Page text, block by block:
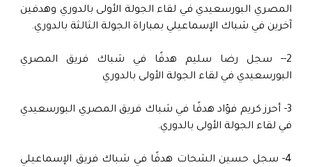
المصري البورسعيدي في لقاء الجولة الأولى بالدوري وهدفين
آخرين في شباك الإسماعيلي بمباراة الجولة الثالثة بالدوري.
2-- سجل رضا سليم هدفًا في شباك فريق المصري
البورسعيدي في لقاء الجولة الأولى بالدوري
3- أحرز كريم فؤاد هدفًا في شباك فريق المصري البورسعيدي
في لقاء الجولة الأولى بالدوري.
4- سجل حسين الشحات هدفًا في شباك فريق الإسماعيلي